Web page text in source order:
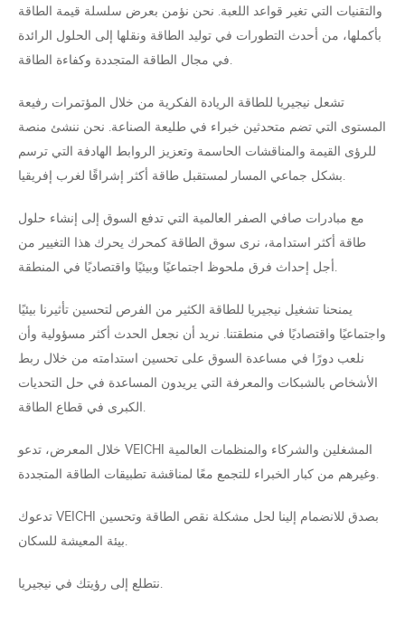
والتقنيات التي تغير قواعد اللعبة. نحن نؤمن بعرض سلسلة قيمة الطاقة
بأكملها، من أحدث التطورات في توليد الطاقة ونقلها إلى الحلول الرائدة
في مجال الطاقة المتجددة وكفاءة الطاقة.
تشعل نيجيريا للطاقة الريادة الفكرية من خلال المؤتمرات رفيعة
المستوى التي تضم متحدثين خبراء في طليعة الصناعة. نحن ننشئ منصة
للرؤى القيمة والمناقشات الحاسمة وتعزيز الروابط الهادفة التي ترسم
بشكل جماعي المسار لمستقبل طاقة أكثر إشراقًا لغرب إفريقيا.
مع مبادرات صافي الصفر العالمية التي تدفع السوق إلى إنشاء حلول
طاقة أكثر استدامة، نرى سوق الطاقة كمحرك يحرك هذا التغيير من
أجل إحداث فرق ملحوظ اجتماعيًا وبيئيًا واقتصاديًا في المنطقة.
يمنحنا تشغيل نيجيريا للطاقة الكثير من الفرص لتحسين تأثيرنا بيئيًا
واجتماعيًا واقتصاديًا في منطقتنا. نريد أن نجعل الحدث أكثر مسؤولية وأن
نلعب دورًا في مساعدة السوق على تحسين استدامته من خلال ربط
الأشخاص بالشبكات والمعرفة التي يريدون المساعدة في حل التحديات
الكبرى في قطاع الطاقة.
خلال المعرض، تدعو VEICHI المشغلين والشركاء والمنظمات العالمية
وغيرهم من كبار الخبراء للتجمع معًا لمناقشة تطبيقات الطاقة المتجددة.
تدعوك VEICHI بصدق للانضمام إلينا لحل مشكلة نقص الطاقة وتحسين
بيئة المعيشة للسكان.
نتطلع إلى رؤيتك في نيجيريا.